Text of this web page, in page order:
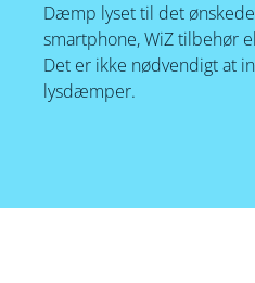
Dæmp lyset til det
smartphone, WiZ tilbehør
Det er ikke nødvendigt at
lysdæmper.